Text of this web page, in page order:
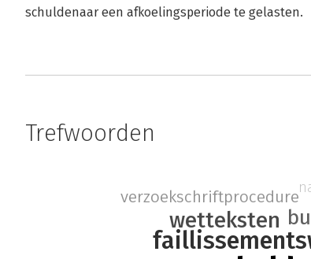
schuldenaar een afkoelingsperiode te gelasten.
Trefwoorden
wetteksten
verzoekschriftprocedure